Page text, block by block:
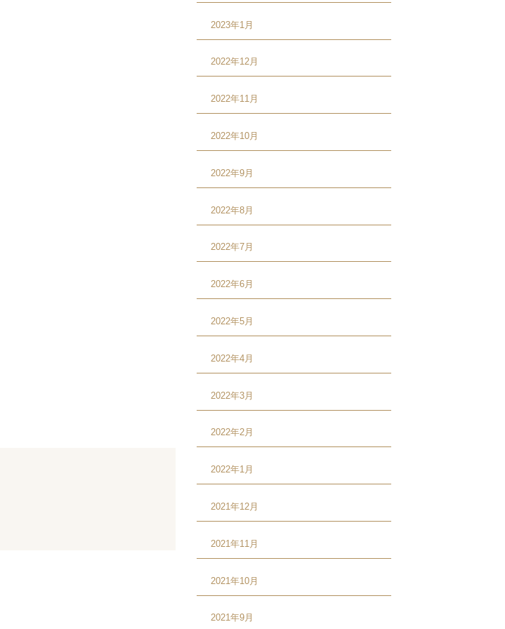
2023年1月
2022年12月
2022年11月
2022年10月
2022年9月
2022年8月
2022年7月
2022年6月
2022年5月
2022年4月
2022年3月
2022年2月
2022年1月
2021年12月
2021年11月
2021年10月
2021年9月